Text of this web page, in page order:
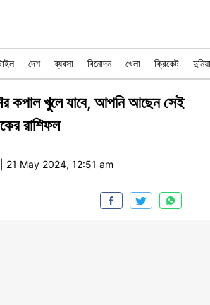
দেশ ব্যবসা বিনোদন খেলা ক্রিকেট দুনিয়া
কপাল খুলে যাবে, আপনি আছেন সেই
রাশিফল
21 May 2024, 12:51 am